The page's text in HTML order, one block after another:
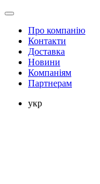
Про компанію
Контакти
Доставка
Новини
Компаніям
Партнерам
укр